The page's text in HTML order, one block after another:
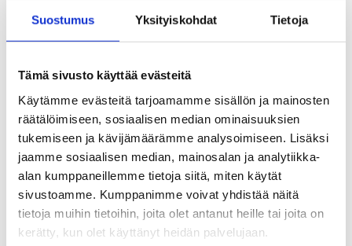
Suostumus Yksityiskohdat Tietoja
Tämä sivusto käyttää evästeitä
Käytämme evästeitä tarjoamamme sisällön ja mainosten
räätälöimiseen, sosiaalisen median ominaisuuksien
tukemiseen ja kävijämäärämme analysoimiseen. Lisäksi
jaamme sosiaalisen median, mainosalan ja analytiikka-
alan kumppaneillemme tietoja siitä, miten käytät
sivustoamme. Kumppanimme voivat yhdistää näitä
tietoja muihin tietoihin, joita olet antanut heille tai joita on
kerätty, kun olet käyttänyt heidän palvelujaan.
Vuonna 1984 Leinonen palasi kotimaahan SM-liigan
vuotta siirtyen sen jälkeen urheilumedian
palvelukseen. Yleisölle Leinonen tuli tutuksi Hockey
Night -lähetysten selostajana. Samaan aikaan hän
toimi kolme SM-kultaa voittaneiden Ilvesten
naisten joukkueenjohtajana.
Pisimmän päivätyönsä jääkiekon parissa Leinonen
teki vuosina 1995–2007 Kansainvälisen
jääkiekkoliiton IIHF:n PR- ja markkinointijohtajana.
Kotimaan kamaralle palattuaan hän on toiminut